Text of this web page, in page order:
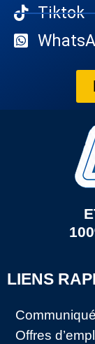
Tiktok
LIENS
Offres